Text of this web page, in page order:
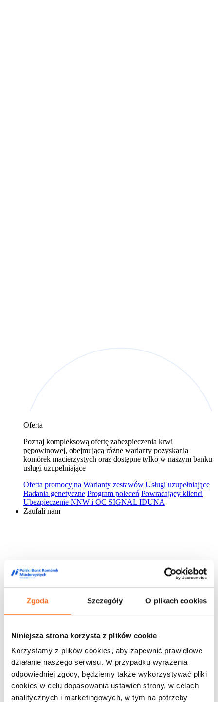
Zgoda Szczegóły O plikach cookies
Niniejsza strona korzysta z plików cookie
Korzystamy z plików cookies, aby zapewnić prawidłowe
działanie naszego serwisu. W przypadku wyrażenia
odpowiedniej zgody, będziemy także wykorzystywać pliki
cookies w celu dopasowania ustawień strony, w celach
analitycznych i marketingowych, w tym na potrzeby
Oferta
Poznaj kompleksową ofertę zabezpieczenia krwi
pępowinowej, obejmującą różne warianty pozyskania
komórek macierzystych oraz dostępne tylko w naszym banku
usługi uzupełniające
Oferta promocyjna Warianty zestawów Usługi uzupełniające
Badania genetyczne Program poleceń Powracający klienci
Ubezpieczenie NNW i OC SIGNAL IDUNA
Zaufali nam